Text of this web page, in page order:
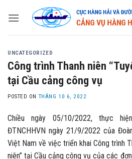
UNCATEGORIZED
Công trình Thanh niên
tại Cầu cảng công vụ
POSTED ON THÁNG 10 6, 2022
Chiều ngày 05/10/2022, thực
ĐTNCHHVN ngày 21/9/2022 của
Việt Nam về việc triển khai Công trình
niên” tại Cầu cảng công vụ của các